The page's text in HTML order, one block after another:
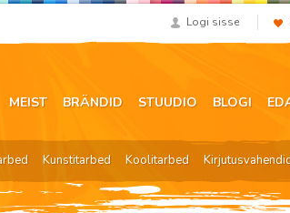
Logi sisse
MEIST BRÄNDID STUUDIO BLOGI
Kunstitarbed Koolitarbed